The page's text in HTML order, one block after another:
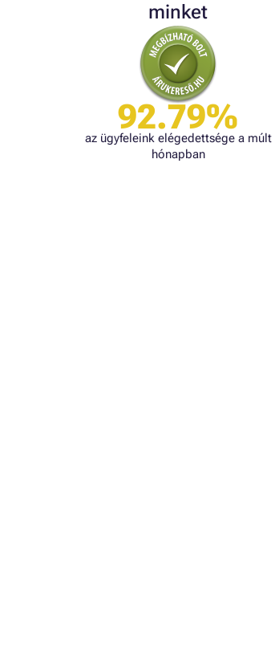
minket
92.79%
az ügyfeleink elégedettsége a múlt
hónapban